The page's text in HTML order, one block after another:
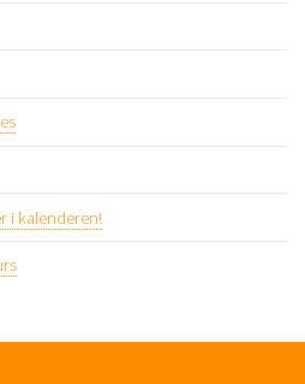
i kalenderen!